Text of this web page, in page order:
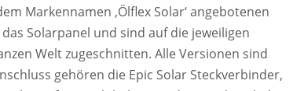
Markennamen ‚Ölflex Solar‘ angebotenen
Solarpanel und sind auf die jeweiligen
Welt zugeschnitten. Alle Versionen sind
gehören die Epic Solar Steckverbinder,